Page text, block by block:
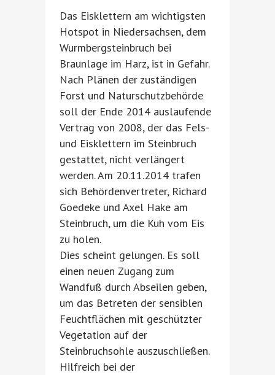
Das Eisklettern am wichtigsten
Hotspot in Niedersachsen, dem
Wurmbergsteinbruch bei
Braunlage im Harz, ist in Gefahr.
Nach Plänen der zuständigen
Forst und Naturschutzbehörde
soll der Ende 2014 auslaufende
Vertrag von 2008, der das Fels-
und Eisklettern im Steinbruch
gestattet, nicht verlängert
werden. Am 20.11.2014 trafen
sich Behördenvertreter, Richard
Goedeke und Axel Hake am
Steinbruch, um die Kuh vom Eis
zu holen.
Dies scheint gelungen. Es soll
einen neuen Zugang zum
Wandfuß durch Abseilen geben,
um das Betreten der sensiblen
Feuchtflächen mit geschützter
Vegetation auf der
Steinbruchsohle auszuschließen.
Hilfreich bei der